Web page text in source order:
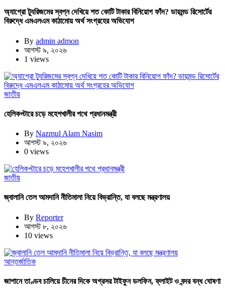
অ্যাগ্রো ট্যুরিজমের স্বপ্ন দেখিয়ে শত কোটি টাকার বিনিয়োগ ফাঁদ? ডায়মন্ড রিসোর্টের
বিরুদ্ধে এমএলএম কাঠামোয় অর্থ সংগ্রহের অভিযোগ
By admin admon
আগস্ট ৯, ২০২৬
1 views
জাতীয়
হেলিকপ্টারে চড়ে মহেশখালীর পথে প্রধানমন্ত্রী
By Nazmul Alam Nasim
আগস্ট ৯, ২০২৬
0 views
জাতীয়
জ্বালানি তেল আমদানি নীতিমালা নিয়ে বিভ্রান্তি, যা বলছে মন্ত্রণালয়
By Reporter
আগস্ট ৮, ২০২৬
10 views
আন্তর্জাতিক
জাপানে তাণ্ডব চালিয়ে চীনের দিকে অগ্রসর টাইফুন ডলফিন, ফ্লাইট ও বন্দর বন্ধ ঘোষণা